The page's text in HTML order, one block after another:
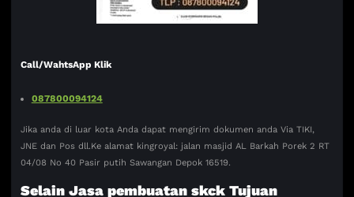
Call/WahtsApp Klik
087800094124
Jika anda di luar kota Anda dapat mengirim dokumen anda Via TIKI,
JNE dan Pos dll.Ke alamat kingroyal: jalan masjid AL Barkah Porek 2 RT
04/08 No 40 Pasir putih Sawangan Depok 16519.
Selain Jasa pembuatan skck Tujuan